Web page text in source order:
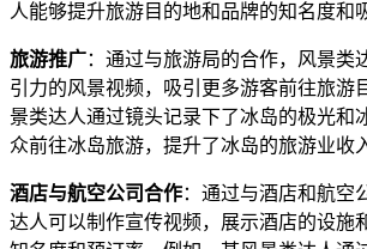
人能够提升旅游目的地和品牌的知名度和
旅游推广：通过与旅游局的合作，风景类
引力的风景视频，吸引更多游客前往旅游
景类达人通过镜头记录下了冰岛的极光和
众前往冰岛旅游，提升了冰岛的旅游业收
酒店与航空公司合作：通过与酒店和航空
达人可以制作宣传视频，展示酒店的设施